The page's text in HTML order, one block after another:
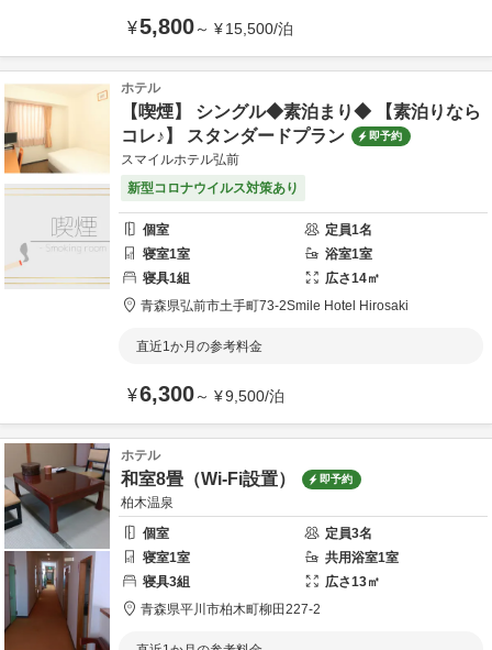
¥5,800～ ¥15,500/泊
ホテル
【喫煙】 シングル◆素泊まり◆ 【素泊りなら
コレ♪】 スタンダードプラン
即予約
スマイルホテル弘前
新型コロナウイルス対策あり
個室 定員1名
寝室1室 浴室1室
寝具1組 広さ14㎡
青森県弘前市土手町73-2Smile Hotel Hirosaki
直近1か月の参考料金
¥6,300～ ¥9,500/泊
ホテル
和室8畳（Wi-Fi設置） 即予約
柏木温泉
個室
定員3名
寝室1室 共用浴室1室
寝具3組 広さ13㎡
青森県平川市柏木町柳田227-2